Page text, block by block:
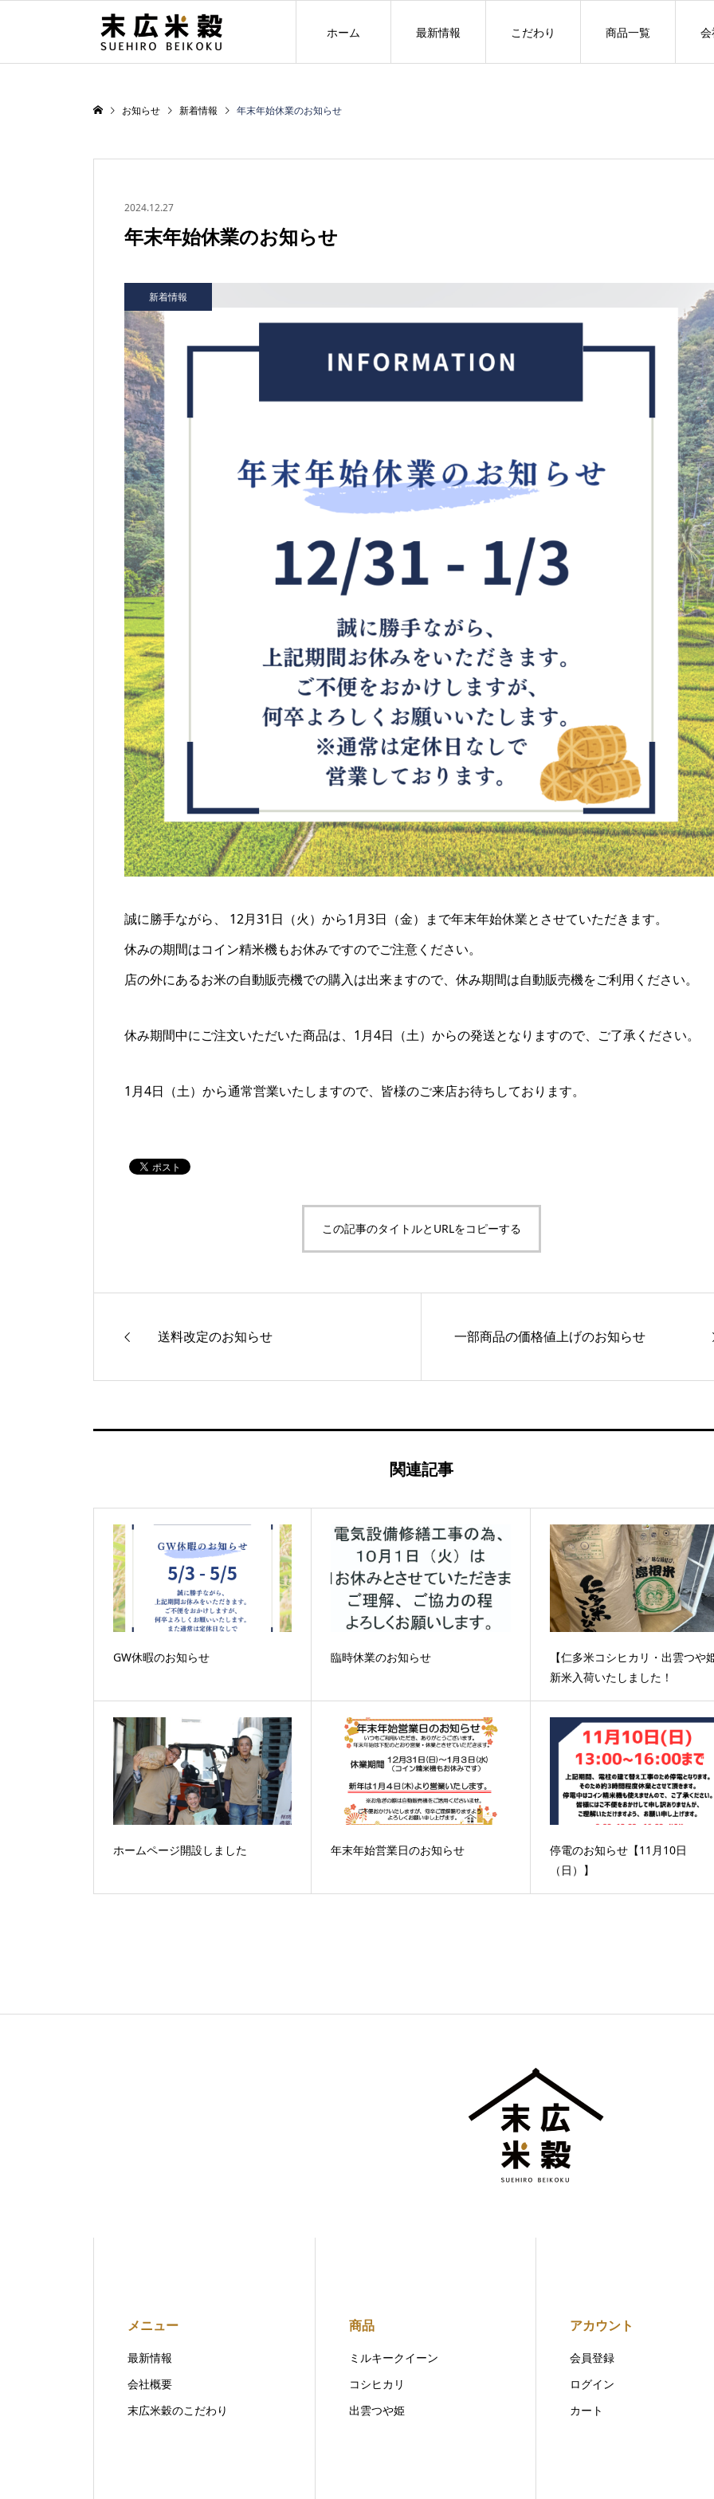
ホーム 最新情報 こだわり 商品一覧
お知らせ 新着情報 年末年始休業のお知らせ
2024.12.27
年末年始休業のお知らせ
新着情報
誠に勝手ながら、 12月31日（火）から1月3日（金）まで年末年始休業とさせていただきます。
休みの期間はコイン精米機もお休みですのでご注意ください。
店の外にあるお米の自動販売機での購入は出来ますので、休み期間は自動販売機をご利用ください。
休み期間中にご注文いただいた商品は、1月4日（土）からの発送となりますので、ご了承ください。
1月4日（土）から通常営業いたしますので、皆様のご来店お待ちしております。
この記事のタイトルとURLをコピーする
送料改定のお知らせ 一部商品の価格値上げのお知らせ
関連記事
GW休暇のお知らせ 臨時休業のお知らせ
【仁多米コシヒカリ・出雲つや
新米入荷いたしました！
ホームページ開設しました 年末年始営業日のお知らせ
停電のお知らせ【11月10日
（日）】
メニュー
最新情報
会社概要
末広米穀のこだわり
商品
ミルキークイーン
コシヒカリ
出雲つや姫
アカウント
会員登録
ログイン
カート